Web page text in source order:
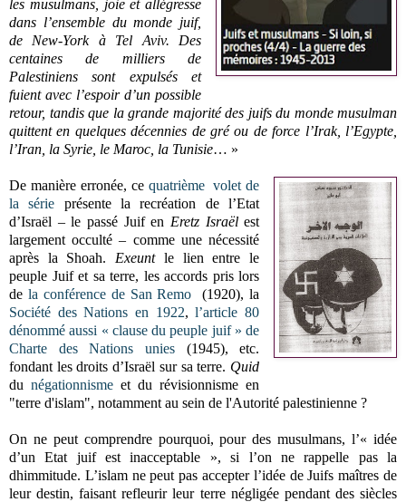
les musulmans, joie et allégresse
dans l’ensemble du monde juif,
de New-York à Tel Aviv. Des
centaines de milliers de
Palestiniens sont expulsés et
fuient avec l’espoir d’un possible
retour, tandis que la grande majorité des juifs du monde musulman
quittent en quelques décennies de gré ou de force l’Irak, l’Egypte,
l’Iran, la Syrie, le Maroc, la Tunisie… »
De manière erronée, ce quatrième volet de
la série présente la recréation de l’Etat
d’Israël – le passé Juif en Eretz Israëlest
largement occulté – comme une nécessité
après la Shoah. Exeuntle lien entre le
peuple Juif et sa terre, les accords pris lors
de la conférence de San Remo (1920), la
Société des Nations en 1922,l’article 80
dénommé aussi « clause du peuple juif » de
Charte des Nations unies(1945), etc.
fondant les droits d’Israël sur sa terre. Quid
dunégationnisme et du révisionnisme en
"terre d'islam", notamment au sein de l'Autorité palestinienne ?
On ne peut comprendre pourquoi, pour des musulmans, l’« idée
d’un Etat juif est inacceptable », si l’on ne rappelle pas la
dhimmitude. L’islam ne peut pas accepter l’idée de Juifs maîtres de
leur destin, faisant refleurir leur terre négligée pendant des siècles